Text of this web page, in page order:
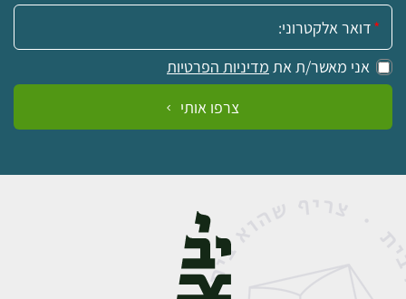
אימייל:
אני מאשר/ת את מדיניות הפרטיות
צרפו אותי